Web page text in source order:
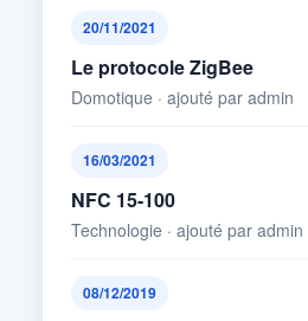
20/11/2021
Le protocole ZigBee
Domotique · ajouté par admin
16/03/2021
NFC 15-100
Technologie · ajouté par admin
08/12/2019